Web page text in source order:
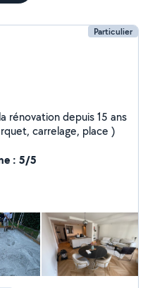
Particulier
rénovation depuis 15 ans
carrelage, place )
: 5/5